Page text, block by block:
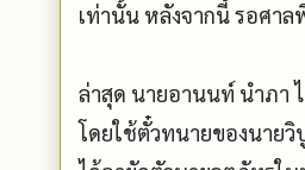
เท่านั้น หลังจากนี้ รอศา
ล่าสุด นายอานนท์ นำภา
โดยใช้ตั๋วทนายของนายวิ